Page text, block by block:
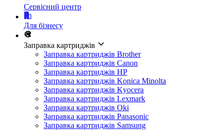
Сервісний центр
Для бізнесу
Заправка картриджів
Заправка картриджів Brother
Заправка картриджів Canon
Заправка картриджів HP
Заправка картриджів Konica Minolta
Заправка картриджів Kyocera
Заправка картриджів Lexmark
Заправка картриджів Oki
Заправка картриджів Panasonic
Заправка картриджів Samsung